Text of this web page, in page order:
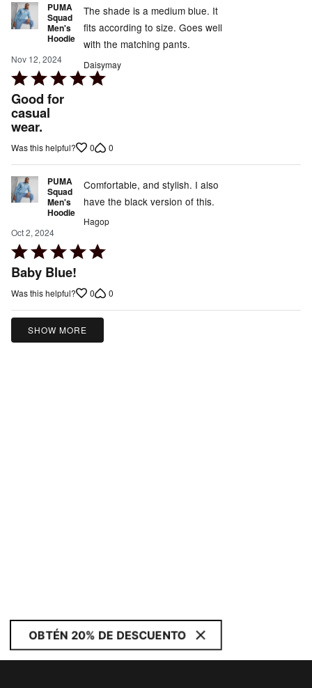
PUMA
Squad
Men's
Hoodie
Nov 12, 2024
Rated
5
out
of
5
Good for
casual
wear.
The shade is a medium blue. It
fits according to size. Goes well
with the matching pants.
Daisymay
Was this helpful? 0 0
PUMA
Squad
Men's
Hoodie
Oct 2, 2024
Rated
5
of
5
Baby Blue!
Comfortable, and stylish. I also
have the black version of this.
Hagop
Was this helpful? 0 0
SHOW MORE
OBTÉN 20% DE DESCUENTO